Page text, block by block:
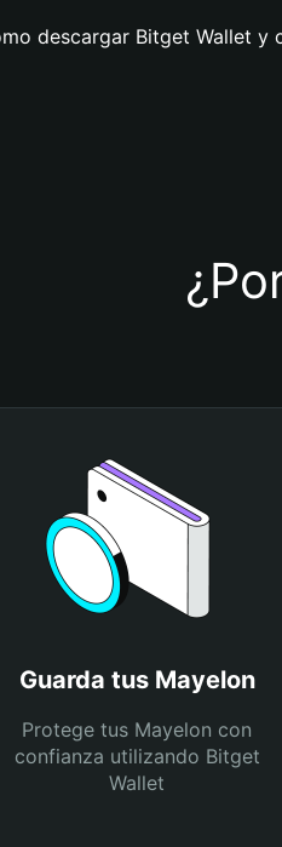
descargar Bitget Wallet y
Guarda tus Mayelon
Protege tus Mayelon con
confianza utilizando Bitget
Wallet